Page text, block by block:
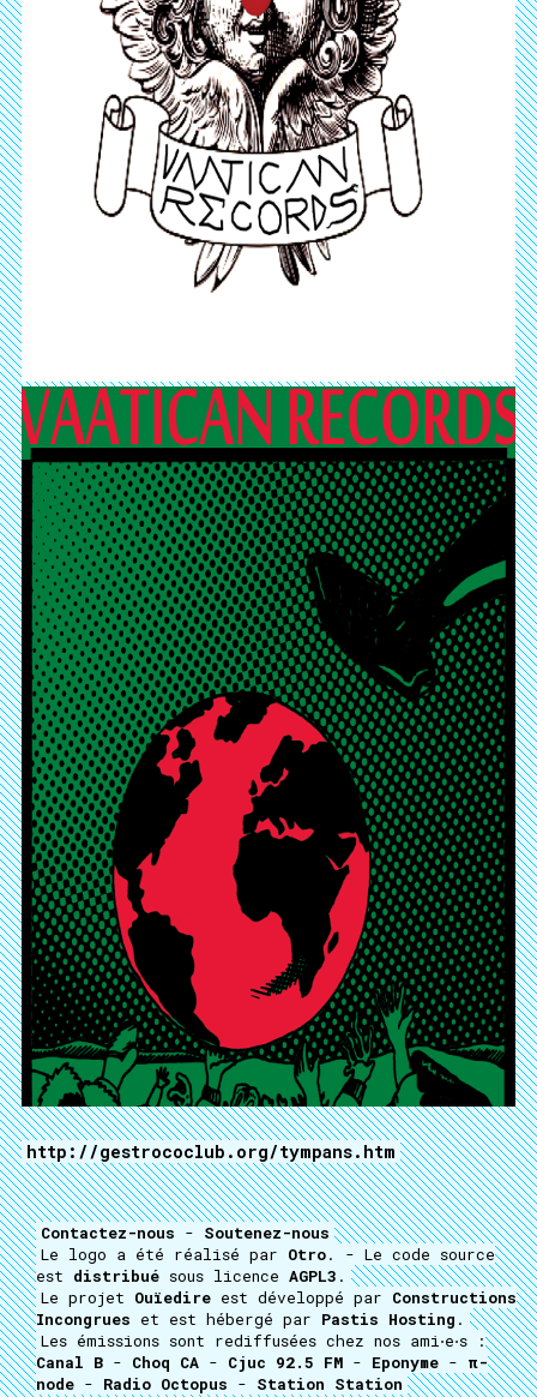
http://gestrococlub.org/tympans.htm
Contactez-nous - Soutenez-nous
Le logo a été réalisé par Otro. - Le code source
est distribué sous licence AGPL3 .
Le projet Ouïedire est développé par Constructions
Incongrues et est hébergé par Pastis Hosting .
Les émissions sont rediffusées chez nos ami⋅e⋅s :
Canal B - Choq CA - Cjuc 92.5 FM - Eponyme - π-
node - Radio Octopus - Station Station